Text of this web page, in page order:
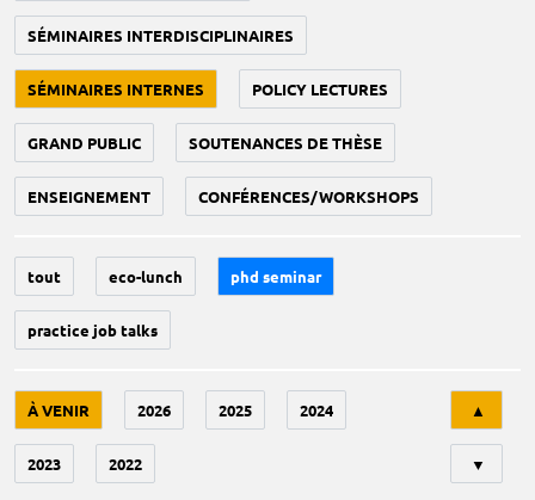
SÉMINAIRES INTERDISCIPLINAIRES
SÉMINAIRES INTERNES POLICY LECTURES
GRAND PUBLIC SOUTENANCES DE THÈSE
ENSEIGNEMENT CONFÉRENCES/WORKSHOPS
tout eco-lunch phd seminar
practice job talks
À VENIR 2026 2025 2024
2023 2022
▲
▼